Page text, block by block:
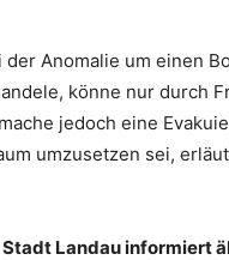
der Anomalie um einen
könne nur durch
jedoch eine
umzusetzen sei,
Stadt Landau informiert